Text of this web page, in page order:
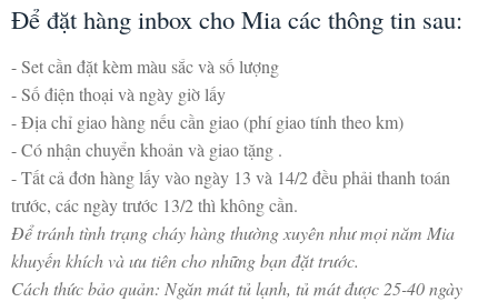
Để đặt hàng inbox cho Mia các thông tin sau:
- Set cần đặt kèm màu sắc và số lượng
- Số điện thoại và ngày giờ lấy
- Địa chỉ giao hàng nếu cần giao (phí giao tính theo km)
- Có nhận chuyển khoản và giao tặng .
- Tất cả đơn hàng lấy vào ngày 13 và 14/2 đều phải thanh toán
trước, các ngày trước 13/2 thì không cần.
Để tránh tình trạng cháy hàng thường xuyên như mọi năm Mia
khuyến khích và ưu tiên cho những bạn đặt trước.
Cách thức bảo quản: Ngăn mát tủ lạnh, tủ mát được 25-40 ngày